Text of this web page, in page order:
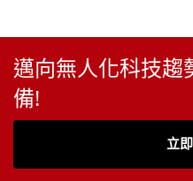
邁向無人化科技趨
備!
立